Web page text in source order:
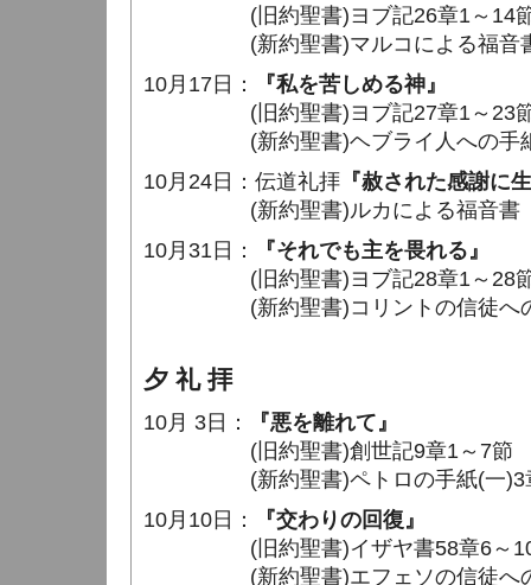
(旧約聖書)ヨブ記26章1～14
(新約聖書)マルコによる福音書
10月17日：
『私を苦しめる神』
(旧約聖書)ヨブ記27章1～23
(新約聖書)ヘブライ人への手紙
10月24日：伝道礼拝 『赦された感謝に
(新約聖書)ルカによる福音書
10月31日：
『それでも主を畏れる』
(旧約聖書)ヨブ記28章1～28
(新約聖書)コリントの信徒への
夕 礼 拝
10月 3日：
『悪を離れて』
(旧約聖書)創世記9章1～7節
(新約聖書)ペトロの手紙(一)3
10月10日：
『交わりの回復』
(旧約聖書)イザヤ書58章6～
(新約聖書)エフェソの信徒への